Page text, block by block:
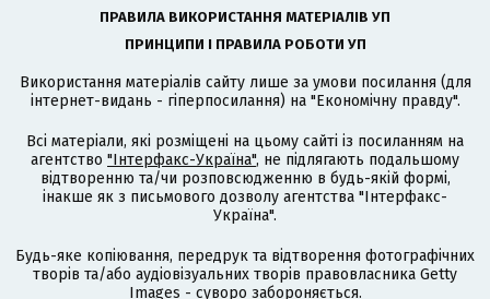
ПРАВИЛА ВИКОРИСТАННЯ МАТЕРІАЛІВ УП
ПРИНЦИПИ І ПРАВИЛА РОБОТИ УП
Використання матеріалів сайту лише за умови посилання (для
інтернет-видань - гіперпосилання) на "Економічну правду".
Всі матеріали, які розміщені на цьому сайті із посиланням на
агентство "Інтерфакс-Україна", не підлягають подальшому
відтворенню та/чи розповсюдженню в будь-якій формі,
інакше як з письмового дозволу агентства "Інтерфакс-
Україна".
Будь-яке копіювання, передрук та відтворення фотографічних
творів та/або аудіовізуальних творів правовласника Getty
Images - суворо забороняється.